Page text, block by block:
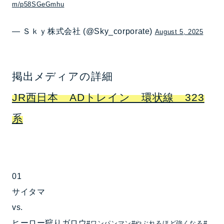
m/p58SGeGmhu
— Ｓｋｙ株式会社 (@Sky_corporate) August 5, 2025
掲出メディアの詳細
JR西日本 ADトレイン 環状線 323
系
01
サイタマ
vs.